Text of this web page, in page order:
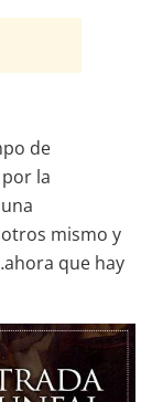
de
la
mismo y
que hay